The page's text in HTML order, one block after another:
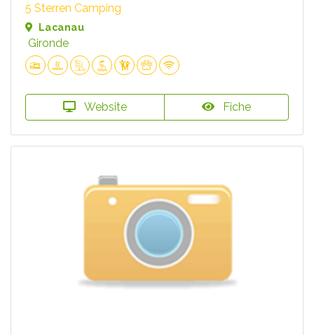
5 Sterren Camping
Lacanau
Gironde
Website Fiche